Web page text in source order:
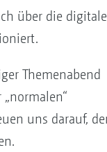
über die
Themenabend
uns darauf,